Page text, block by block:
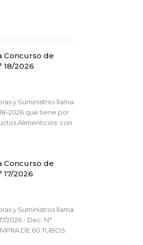
Concurso de
18/2026
y Suministros llama
2026 que tiene por
Alimenticios con
Concurso de
17/2026
y Suministros llama
2026 - Dec. N°
DE 60 TUBOS